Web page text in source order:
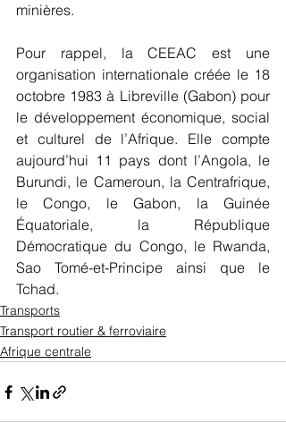
minières.
Pour rappel, la CEEAC est une
organisation internationale créée le 18
octobre 1983 à Libreville (Gabon) pour
le développement économique, social
et culturel de l’Afrique. Elle compte
aujourd’hui 11 pays dont l’Angola, le
Burundi, le Cameroun, la Centrafrique,
le Congo, le Gabon, la Guinée
Équatoriale, la République
Démocratique du Congo, le Rwanda,
Sao Tomé-et-Principe ainsi que le
Tchad.
Transports
Transport routier & ferroviaire
Afrique centrale